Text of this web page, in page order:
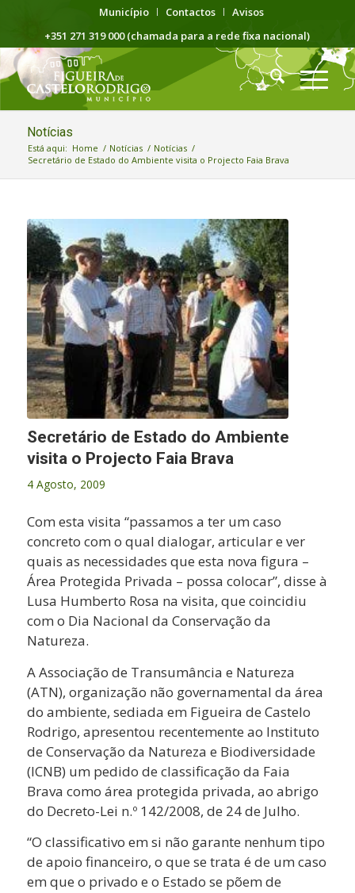
Município Contactos
Avisos
+351 271 319 000 (chamada para a rede fixa nacional)
Notícias
Está aqui: Home / Notícias / Notícias /
Secretário de Estado do Ambiente visita o Projecto Faia Brava
Secretário de Estado do Ambiente
visita o Projecto Faia Brava
4 Agosto, 2009
Com esta visita “passamos a ter um caso
concreto com o qual dialogar, articular e ver
quais as necessidades que esta nova figura –
Área Protegida Privada – possa colocar”, disse à
Lusa Humberto Rosa na visita, que coincidiu
com o Dia Nacional da Conservação da
Natureza.
A Associação de Transumância e Natureza
(ATN), organização não governamental da área
do ambiente, sediada em Figueira de Castelo
Rodrigo, apresentou recentemente ao Instituto
de Conservação da Natureza e Biodiversidade
(ICNB) um pedido de classificação da Faia
Brava como área protegida privada, ao abrigo
do Decreto-Lei n.º 142/2008, de 24 de Julho.
“O classificativo em si não garante nenhum tipo
de apoio financeiro, o que se trata é de um caso
em que o privado e o Estado se põem de